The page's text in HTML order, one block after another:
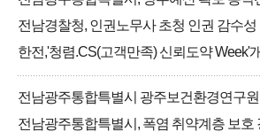
전남경찰청, 인권노무사 초청 인권 감수성
한전,'청렴.CS(고객만족) 신뢰도약 Week'
전남광주통합특별시 광주보건환경연구
전남광주통합특별시, 폭염 취약계층 보호